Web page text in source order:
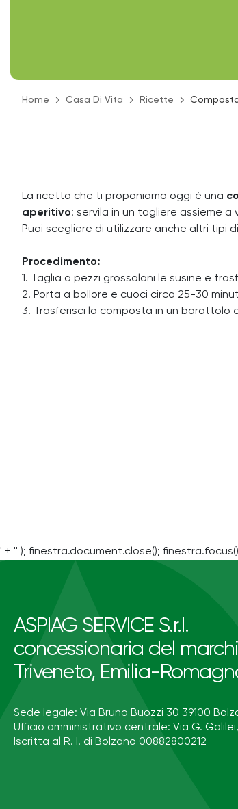
Home Casa Di Vita Ricette
La ricetta che ti proponiamo oggi è una
aperitivo: servila in un tagliere assieme
Puoi scegliere di utilizzare anche altri tipi
Procedimento:
1. Taglia a pezzi grossolani le susine e
2. Porta a bollore e cuoci circa 25-30
3. Trasferisci la composta in un barattolo
' + '' ); finestra.document.close();
ASPIAG SERVICE S.r.l.
concessionaria del
Triveneto, Emilia-
Sede legale: Via Bruno Buozzi 30 39100
Ufficio amministrativo centrale: Via G.
Iscritta al R. I. di Bolzano 00882800212